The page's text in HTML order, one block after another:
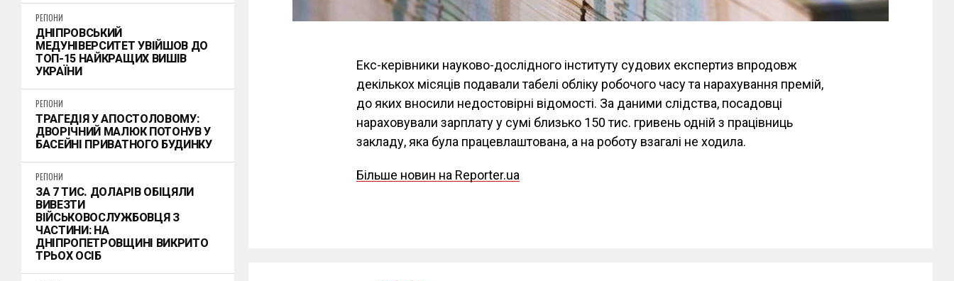
РЕГІОНИ
ДНІПРОВСЬКИЙ
МЕДУНІВЕРСИТЕТ УВІЙШОВ ДО
ТОП-15 НАЙКРАЩИХ ВИШІВ
УКРАЇНИ
РЕГІОНИ
ТРАГЕДІЯ У АПОСТОЛОВОМУ:
ДВОРІЧНИЙ МАЛЮК ПОТОНУВ У
БАСЕЙНІ ПРИВАТНОГО БУДИНКУ
РЕГІОНИ
ЗА 7 ТИС. ДОЛАРІВ ОБІЦЯЛИ
ВИВЕЗТИ
ВІЙСЬКОВОСЛУЖБОВЦЯ З
ЧАСТИНИ: НА
ДНІПРОПЕТРОВЩИНІ ВИКРИТО
ТРЬОХ ОСІБ
Екс-керівники науково-дослідного інституту судових експертиз впродовж
декількох місяців подавали табелі обліку робочого часу та нарахування премій,
до яких вносили недостовірні відомості. За даними слідства, посадовці
нараховували зарплату у сумі близько 150 тис. гривень одній з працівниць
закладу, яка була працевлаштована, а на роботу взагалі не ходила.
Більше новин на Reporter.ua